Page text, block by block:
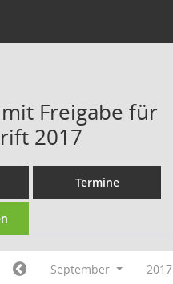
Freigabe für
2017
Termine
September
2017